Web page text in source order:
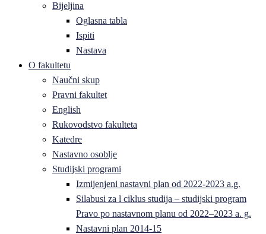
Bijeljina
Oglasna tabla
Ispiti
Nastava
O fakultetu
Naučni skup
Pravni fakultet
English
Rukovodstvo fakulteta
Katedre
Nastavno osoblje
Studijski programi
Izmijenjeni nastavni plan od 2022-2023 a.g.
Silabusi za l ciklus studija – studijski program
Pravo po nastavnom planu od 2022–2023 a. g.
Nastavni plan 2014-15